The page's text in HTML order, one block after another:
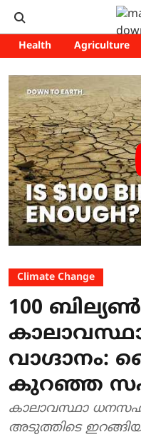
Health Agriculture
Climate Change
100
വാഗ്ദാനം:
കുറഞ്ഞ
കാലാവസ്ഥാ
അടുത്തിടെ